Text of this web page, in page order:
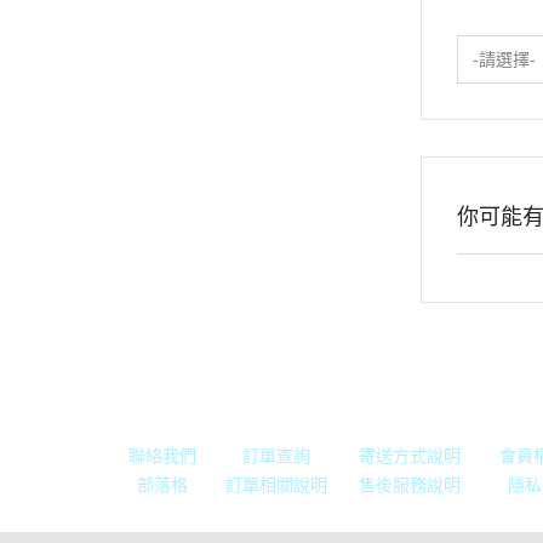
-請選擇-
你可能
聯絡我們
部落格
訂單查詢
訂單相關說明
寄送方式說明
售後服務說明
會員
隱